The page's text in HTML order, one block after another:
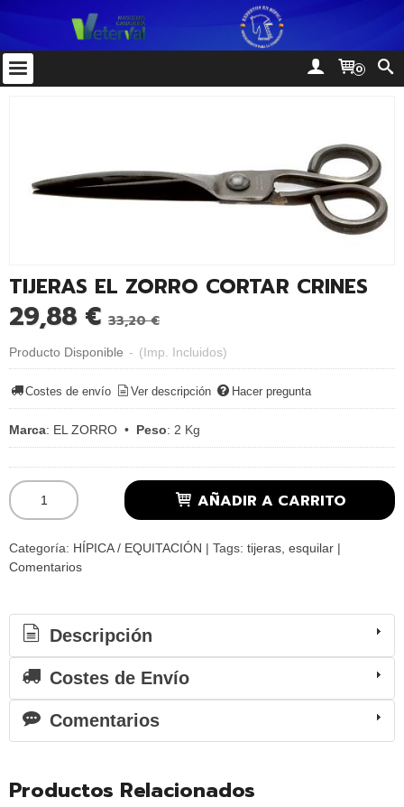
0
TIJERAS EL ZORRO CORTAR CRINES
29,88 € 33,20 €
Producto Disponible - (Imp. Incluidos)
Costes de envío Ver descripción Hacer pregunta
Marca: EL ZORRO • Peso: 2 Kg
AÑADIR A CARRITO
Categoría: HÍPICA / EQUITACIÓN | Tags: tijeras esquilar |
Comentarios
Descripción
Costes de Envío
Comentarios
Productos Relacionados